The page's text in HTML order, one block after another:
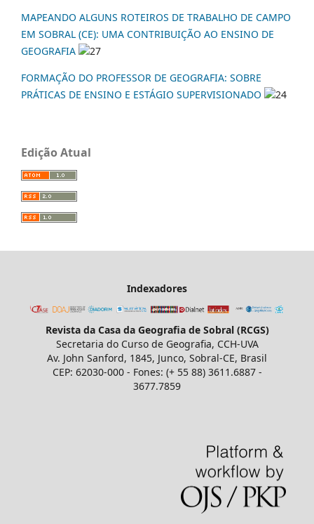
MAPEANDO ALGUNS ROTEIROS DE TRABALHO DE CAMPO
EM SOBRAL (CE): UMA CONTRIBUIÇÃO AO ENSINO DE
GEOGRAFIA
27
FORMAÇÃO DO PROFESSOR DE GEOGRAFIA: SOBRE
PRÁTICAS DE ENSINO E ESTÁGIO SUPERVISIONADO
24
Edição Atual
Indexadores
Revista da Casa da Geografia de Sobral (RCGS)
Secretaria do Curso de Geografia, CCH-UVA
Av. John Sanford, 1845, Junco, Sobral-CE, Brasil
CEP: 62030-000 - Fones: (+ 55 88) 3611.6887 -
3677.7859